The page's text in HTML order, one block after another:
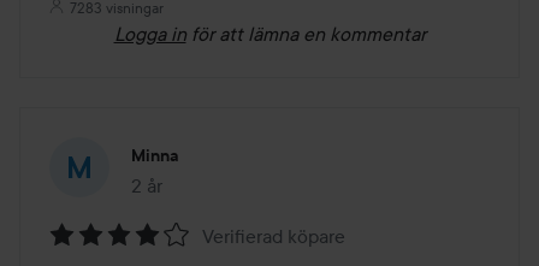
7283 visningar
Logga in för att lämna en kommentar
Minna
2 år
Inlägget skapades 2 år
Verifierad köpare